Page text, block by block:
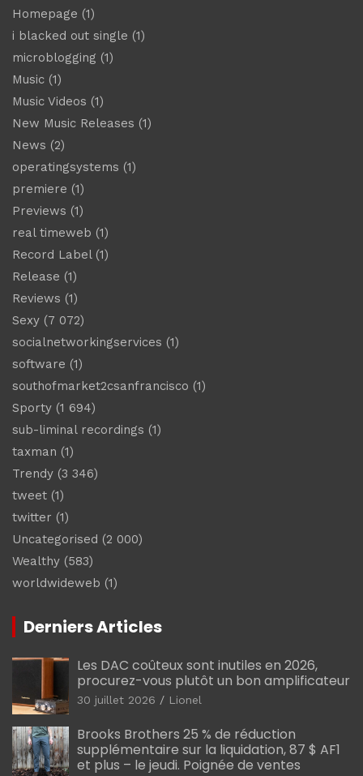
Homepage (1)
i blacked out single (1)
microblogging (1)
Music (1)
Music Videos (1)
New Music Releases (1)
News (2)
operatingsystems (1)
premiere (1)
Previews (1)
real timeweb (1)
Record Label(1)
Release (1)
Reviews (1)
Sexy (7 072)
socialnetworkingservices (1)
software (1)
southofmarket2csanfrancisco (1)
Sporty (1 694)
sub-liminal recordings (1)
taxman (1)
Trendy (3 346)
tweet (1)
twitter (1)
Uncategorised (2 000)
Wealthy (583)
worldwideweb (1)
Derniers Articles
Les DAC coûteux sont inutiles en 2026,
procurez-vous plutôt un bon amplificateur
30 juillet 2026 Lionel
Brooks Brothers 25 % de réduction
supplémentaire sur la liquidation, 87 $ AF1
et plus – le jeudi. Poignée de ventes